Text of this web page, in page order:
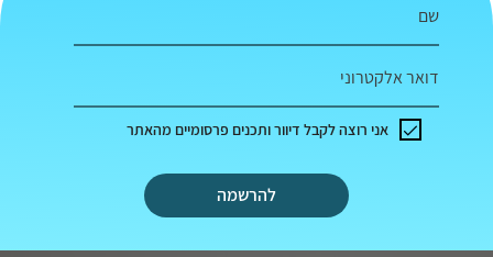
שם
דואר אלקטרוני
להרשמה
אני רוצה לקבל דיוור ותכנים פרסומיים מהאתר